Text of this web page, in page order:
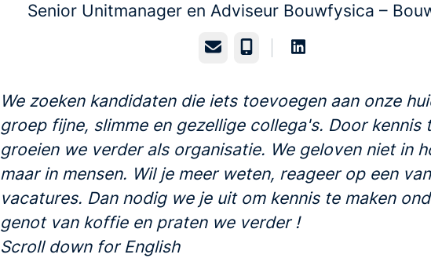
Senior Unitmanager en Adviseur Bouwfysica –
E-mailadresTelefoonnummer
We zoeken kandidaten die iets toevoegen aan onze
groep fijne, slimme en gezellige collega's. Door kennis
groeien we verder als organisatie. We geloven niet in
maar in mensen. Wil je meer weten, reageer op een
vacatures. Dan nodig we je uit om kennis te maken
genot van koffie en praten we verder !
Scroll down for English